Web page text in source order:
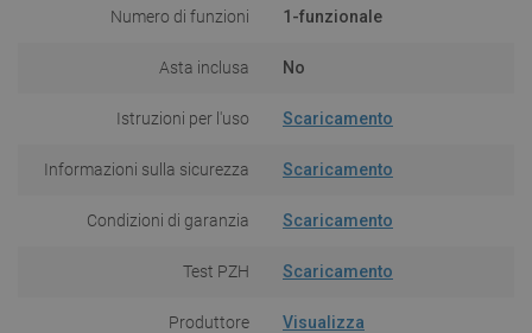
Numero di funzioni 1-funzionale
Asta inclusa No
Istruzioni per l'uso Scaricamento
Informazioni sulla sicurezza Scaricamento
Condizioni di garanzia Scaricamento
Test PZH Scaricamento
Produttore Visualizza